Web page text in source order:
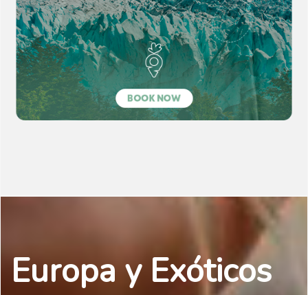
Europa y Exóticos